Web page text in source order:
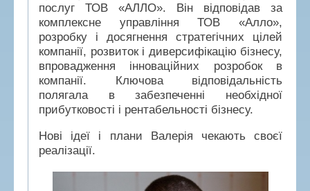
послуг ТОВ «АЛЛО». Він відповідав за
комплексне управління ТОВ «Алло»,
розробку і досягнення стратегічних цілей
компанії, розвиток і диверсифікацію бізнесу,
впровадження інноваційних розробок в
компанії. Ключова відповідальність
полягала в забезпеченні необхідної
прибутковості і рентабельності бізнесу.
Нові ідеї і плани Валерія чекають своєї
реалізації.